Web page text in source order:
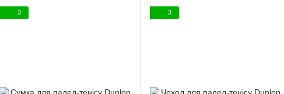
3 3